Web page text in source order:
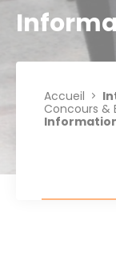
Accueil
Concours &